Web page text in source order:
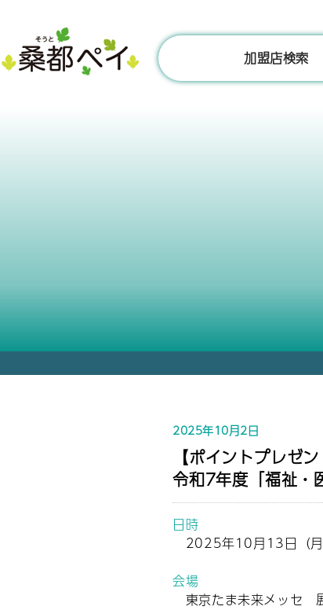
ン
加盟店検索
2025年10月2日
【ポイントプレゼン
令和7年度「福祉・
日時
2025年10月13日（月
会場
東京たま未来メッセ